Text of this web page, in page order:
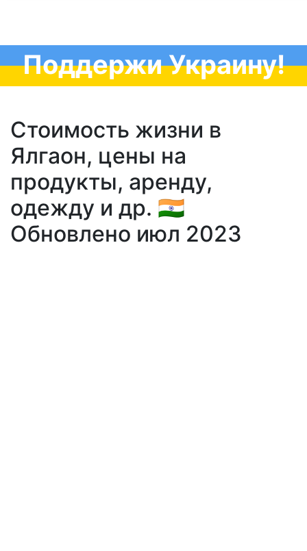
Поддержи Украину!
Стоимость жизни в
Ялгаон, цены на
продукты, аренду,
одежду и др. 🇮🇳
Обновлено июл 2023